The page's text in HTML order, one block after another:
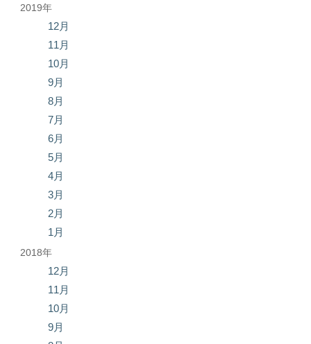
2019年
12月
11月
10月
9月
8月
7月
6月
5月
4月
3月
2月
1月
2018年
12月
11月
10月
9月